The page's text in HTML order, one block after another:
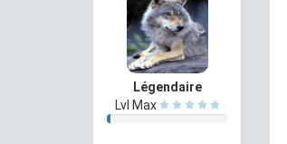
Légendaire
Lvl Max